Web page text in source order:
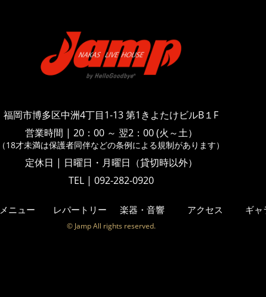
福岡市博多区中洲4丁目1-13第1きよたけビルB１F
営業時間 | 20：00 ～ 翌2：00 (火～土）
（18才未満は保護者同伴などの条例による規制があります）
定休日 | 日曜日・月曜日（貸切時以外）
TEL | 092-282-0920
メニュー レパートリー 楽器・音響 アクセス ギャ
© Jamp All rights reserved.